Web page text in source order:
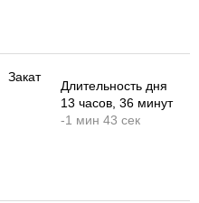
Закат
Длительность дня
13 часов , 36 минут
-1 мин43 сек